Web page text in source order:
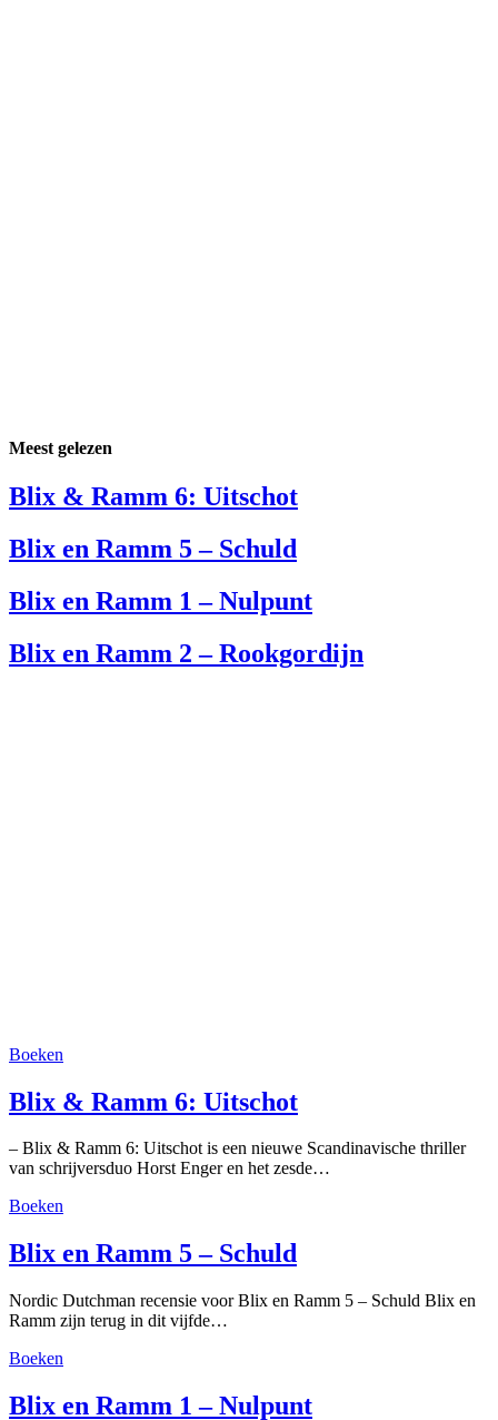
Meest gelezen
Blix & Ramm 6: Uitschot
Blix en Ramm 5 – Schuld
Blix en Ramm 1 – Nulpunt
Blix en Ramm 2 – Rookgordijn
Boeken
Blix & Ramm 6: Uitschot
– Blix & Ramm 6: Uitschot is een nieuwe Scandinavische thriller
van schrijversduo Horst Enger en het zesde…
Boeken
Blix en Ramm 5 – Schuld
Nordic Dutchman recensie voor Blix en Ramm 5 – Schuld Blix en
Ramm zijn terug in dit vijfde…
Boeken
Blix en Ramm 1 – Nulpunt